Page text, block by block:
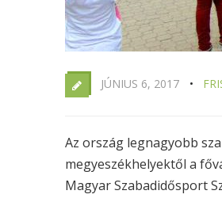
JÚNIUS 6, 2017
Az ország legnagyobb
megyeszékhelyektől a
Magyar Szabadidősport